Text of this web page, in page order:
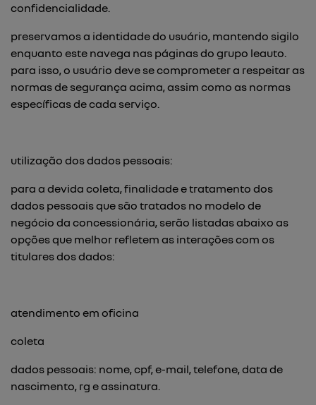
confidencialidade.
preservamos a identidade do usuário, mantendo sigilo
enquanto este navega nas páginas do grupo leauto.
para isso, o usuário deve se comprometer a respeitar as
normas de segurança acima, assim como as normas
específicas de cada serviço.
utilização dos dados pessoais:
para a devida coleta, finalidade e tratamento dos
dados pessoais que são tratados no modelo de
negócio da concessionária, serão listadas abaixo as
opções que melhor refletem as interações com os
titulares dos dados:
atendimento em oficina
coleta
dados pessoais: nome, cpf, e-mail, telefone, data de
nascimento, rg e assinatura.